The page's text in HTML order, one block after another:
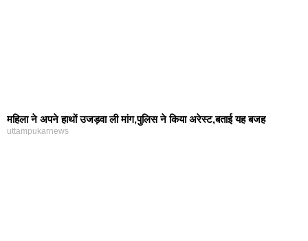
महिला ने अपने हाथों उजड़वा ली मांग,पुलिस ने किया अरेस्ट,बताई यह बजह
uttampukarnews